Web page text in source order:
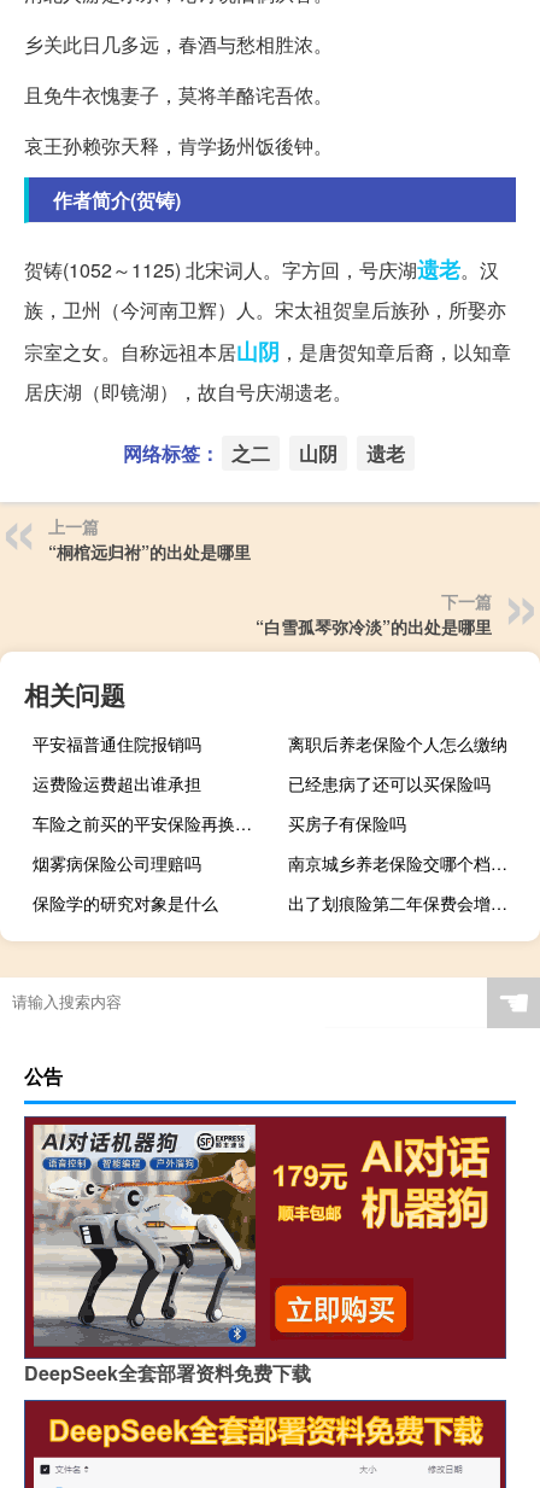
乡关此日几多远，春酒与愁相胜浓。
且免牛衣愧妻子，莫将羊酪诧吾侬。
哀王孙赖弥天释，肯学扬州饭後钟。
作者简介(贺铸)
贺铸(1052～1125) 北宋词人。字方回，号庆湖遗老。汉
族，卫州（今河南卫辉）人。宋太祖贺皇后族孙，所娶亦
宗室之女。自称远祖本居山阴 ，是唐贺知章后裔，以知章
居庆湖（即镜湖），故自号庆湖遗老。
网络标签： 之二 山阴 遗老
上一篇
“桐棺远归祔”的出处是哪里
下一篇
“白雪孤琴弥冷淡”的出处是哪里
相关问题
平安福普通住院报销吗
离职后养老保险个人怎么缴纳
运费险运费超出谁承担
已经患病了还可以买保险吗
车险之前买的平安保险再换其他会不会贵些
买房子有保险吗
烟雾病保险公司理赔吗
南京城乡养老保险交哪个档次最划算
保险学的研究对象是什么
出了划痕险第二年保费会增加吗
☚
公告
DeepSeek全套部署资料免费下载